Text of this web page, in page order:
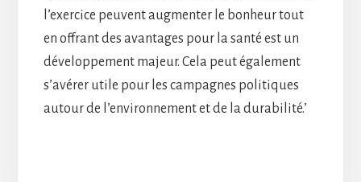
l’exercice peuvent augmenter le bonheur tout
en offrant des avantages pour la santé est un
développement majeur. Cela peut également
s’avérer utile pour les campagnes politiques
autour de l’environnement et de la durabilité.’